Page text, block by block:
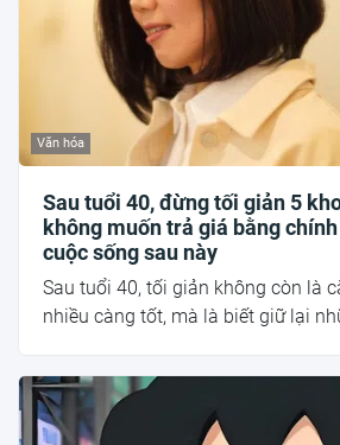
Văn hóa
Sau tuổi 40, đừng tối giản 5
không muốn trả giá bằng
cuộc sống sau này
Sau tuổi 40, tối giản không còn là
nhiều càng tốt, mà là biết giữ lại